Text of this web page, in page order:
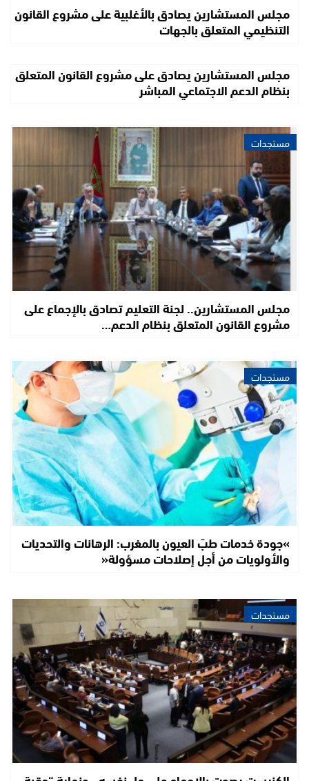
مجلس المستشارين يصادق بالأغلبية على مشروع القانون
التنظيمي المتعلق بالجهات
مجلس المستشارين يصادق على مشروع القانون المتعلق
بنظام الدعم الاجتماعي المباشر
مستجدات
مجلس المستشارين.. لجنة التعليم تصادق بالإجماع على
مشروع القانون المتعلق بنظام الدعم…
مستجدات
»جودة خدمات طبّ العيون بالمغرب: الرهانات والتحديات
والأولويات من أجل إصلاحات مسؤولة«
مستجدات